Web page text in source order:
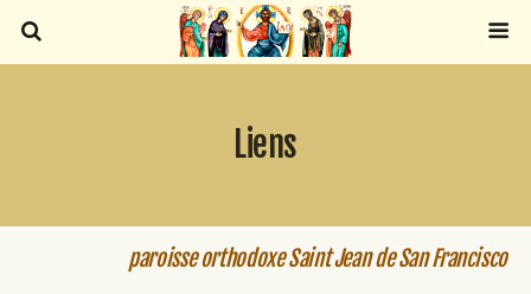
Liens
paroisse orthodoxe Saint Jean de San Francisco